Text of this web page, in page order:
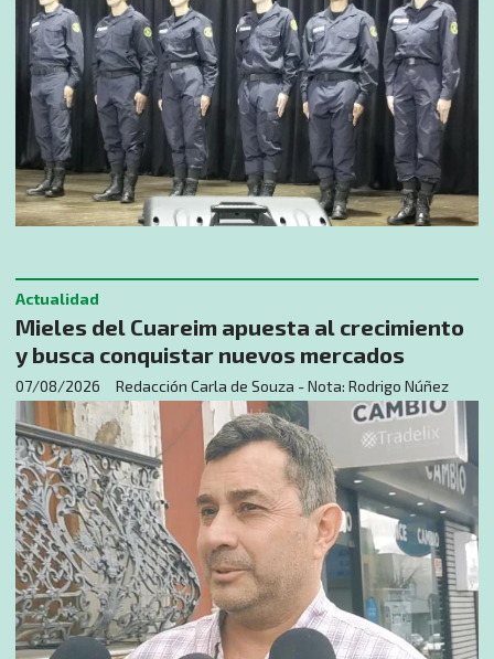
Mieles del Cuareim apuesta al crecimiento
y busca conquistar nuevos mercados
Redacción Carla de Souza - Nota: Rodrigo Núñez
Actualidad
07/08/2026